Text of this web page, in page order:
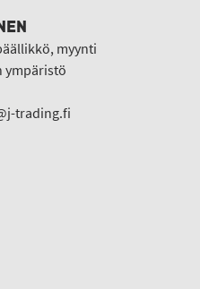
myynti
ympäristö
trading.fi